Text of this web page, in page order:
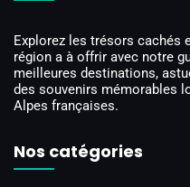
Explorez les trésors cachés
région a à offrir avec notre
meilleures destinations,
des souvenirs mémorables
Alpes françaises.
Nos catégories